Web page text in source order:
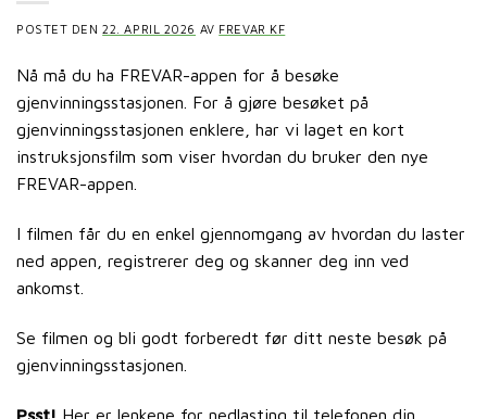
POSTET DEN22. APRIL 2026 AV FREVAR KF
Nå må du ha FREVAR-appen for å besøke
gjenvinningsstasjonen. For å gjøre besøket på
gjenvinningsstasjonen enklere, har vi laget en kort
instruksjonsfilm som viser hvordan du bruker den nye
FREVAR-appen.
I filmen får du en enkel gjennomgang av hvordan du laster
ned appen, registrerer deg og skanner deg inn ved
ankomst.
Se filmen og bli godt forberedt før ditt neste besøk på
gjenvinningsstasjonen.
Psst! Her er lenkene for nedlasting til telefonen din.